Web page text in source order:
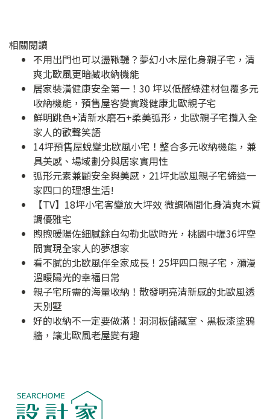
相關閱讀
不用出門也可以盪鞦韆？夢幻小木屋化身親子宅，清
爽北歐風更暗藏收納機能
居家裝潢健康安全第一！30 坪以低醛綠建材包覆多元
收納機能，預售屋客變實踐健康北歐親子宅
鮮明跳色+清新水磨石+柔美弧形，北歐親子宅攬入全
家人的歡聲笑語
14坪預售屋蛻變北歐風小宅！整合多元收納機能，兼
具美感、場域劃分與居家實用性
弧形元素兼顧安全與美感，21坪北歐風親子宅締造一
家四口的理想生活!
【TV】18坪小宅客變放大坪效 微調隔間化身清爽木質
調優雅宅
煦煦暖陽佐細膩餘白勾勒北歐時光，桃園中壢36坪空
間實現全家人的夢想家
看不膩的北歐風伴全家成長！25坪四口親子宅，瀰漫
溫暖陽光的幸福日常
親子宅所需的海量收納！散發明亮清新感的北歐風透
天別墅
好的收納不一定要做滿！洞洞板儲藏室、黑板漆塗鴉
牆，讓北歐風老屋變有趣